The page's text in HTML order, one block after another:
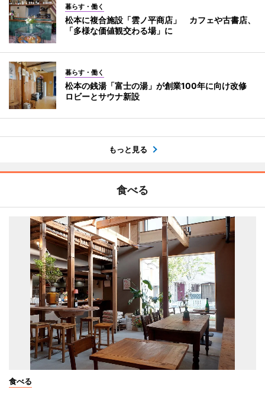
暮らす・働く
松本に複合施設「雲ノ平商店」 カフェや古書店、
「多様な価値観交わる場」に
暮らす・働く
松本の銭湯「富士の湯」が創業100年に向け改修
ロビーとサウナ新設
もっと見る
食べる
食べる